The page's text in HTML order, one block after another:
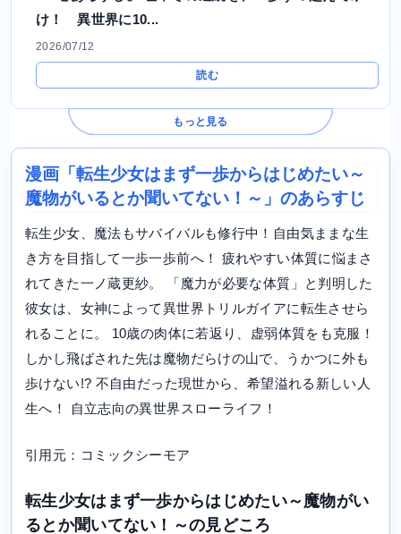
け！ 異世界に10...
2026/07/12
読む
もっと見る
漫画「転生少女はまず一歩からはじめたい～
魔物がいるとか聞いてない！～」のあらすじ
転生少女、魔法もサバイバルも修行中！自由気ままな生
き方を目指して一歩一歩前へ！ 疲れやすい体質に悩まさ
れてきた一ノ蔵更紗。 「魔力が必要な体質」と判明した
彼女は、女神によって異世界トリルガイアに転生させら
れることに。 10歳の肉体に若返り、虚弱体質をも克服！
しかし飛ばされた先は魔物だらけの山で、うかつに外も
歩けない!? 不自由だった現世から、希望溢れる新しい人
生へ！ 自立志向の異世界スローライフ！
引用元：コミックシーモア
転生少女はまず一歩からはじめたい～魔物がい
るとか聞いてない！～の見どころ